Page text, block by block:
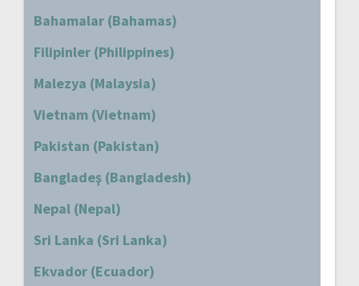
Bahamalar (Bahamas)
Filipinler (Philippines)
Malezya (Malaysia)
Vietnam (Vietnam)
Pakistan (Pakistan)
Bangladeş (Bangladesh)
Nepal (Nepal)
Sri Lanka (Sri Lanka)
Ekvador (Ecuador)